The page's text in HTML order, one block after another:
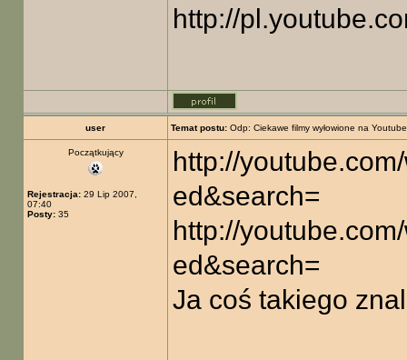
http://
user Temat postu: Odp: Ciekawe filmy wyłowione na Youtube
Początkujący
Rejestracja: 29 Lip 2007,
07:40
Posty: 35
http://
ed&search=
http://
ed&search=
Ja coś takiego